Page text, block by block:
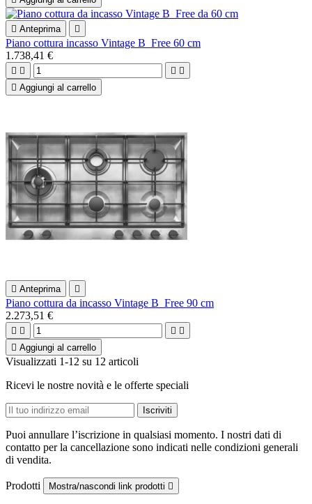
 Anteprima 
Piano cottura incasso Vintage B_Free 60 cm
1.738,41 €
   
 Aggiungi al carrello
 Anteprima 
Piano cottura da incasso Vintage B_Free 90 cm
2.273,51 €
   
 Aggiungi al carrello
Visualizzati 1-12 su 12 articoli
Ricevi le nostre novità e le offerte speciali
Puoi annullare l’iscrizione in qualsiasi momento. I nostri dati di
contatto per la cancellazione sono indicati nelle condizioni generali
di vendita.
Prodotti Mostra/nascondi link prodotti 